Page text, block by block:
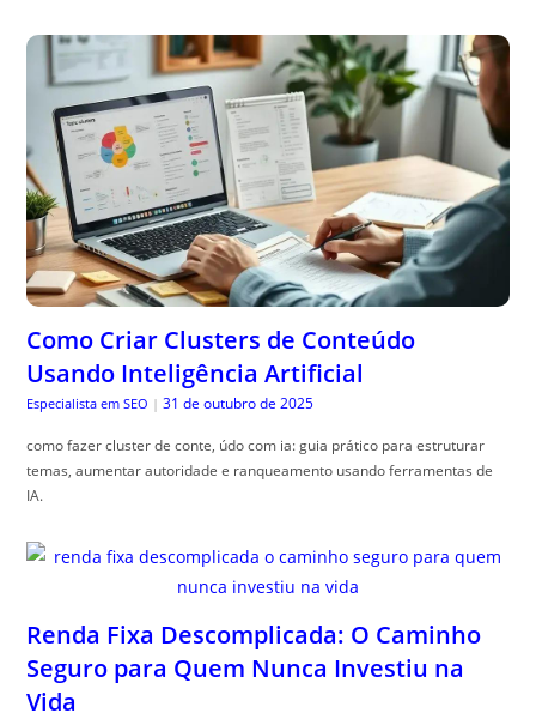
Como Criar Clusters de Conteúdo
Usando Inteligência Artificial
Especialista em SEO | 31 de outubro de 2025
como fazer cluster de conte, údo com ia: guia prático para estruturar
temas, aumentar autoridade e ranqueamento usando ferramentas de
IA.
Renda Fixa Descomplicada: O Caminho
Seguro para Quem Nunca Investiu na
Vida